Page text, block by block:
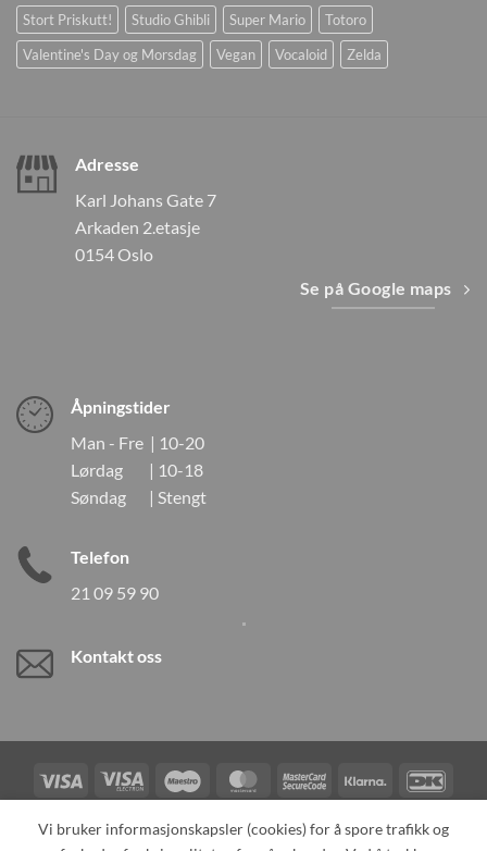
Stort Priskutt!
Studio Ghibli Super Mario
Totoro
Valentine's Day og Morsdag
Vegan Vocaloid Zelda
Adresse
Karl Johans Gate 7
Arkaden 2.etasje
0154 Oslo
Se på Google maps
Åpningstider
Man - Fre | 10-20
Lørdag | 10-18
Søndag | Stengt
Telefon
21 09 59 90
Kontakt oss
Visa
Visa
Electron
Maestro MasterCardMasterCard
2
Klarna
Card
Vi bruker informasjonskapsler (cookies) for å spore trafikk og